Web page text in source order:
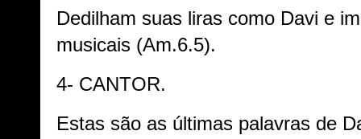
Dedilham suas liras como Davi e
musicais (Am.6.5).
4- CANTOR.
Estas são as últimas palavras de